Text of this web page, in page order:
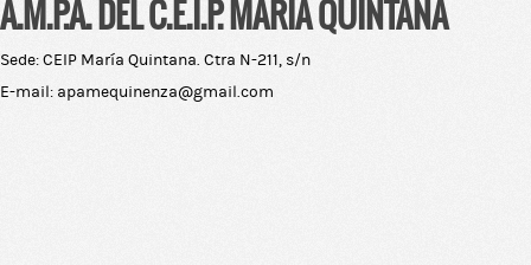
A.M.P.A. DEL C.E.I.P. MARÍA QUINTANA
Sede: CEIP María Quintana. Ctra N-211, s/n
E-mail: apamequinenza@gmail.com